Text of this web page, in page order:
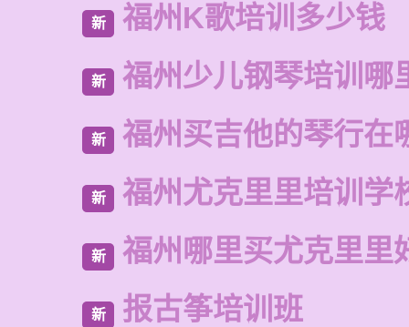
新 福州K歌培训多少钱
新 福州少儿钢琴培训哪
新 福州买吉他的琴行在
新 福州尤克里里培训学
新 福州哪里买尤克里里
新 报古筝培训班